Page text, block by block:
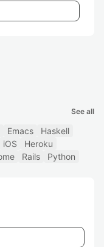
See all
Emacs
Haskell
iOS
Heroku
Rails Python